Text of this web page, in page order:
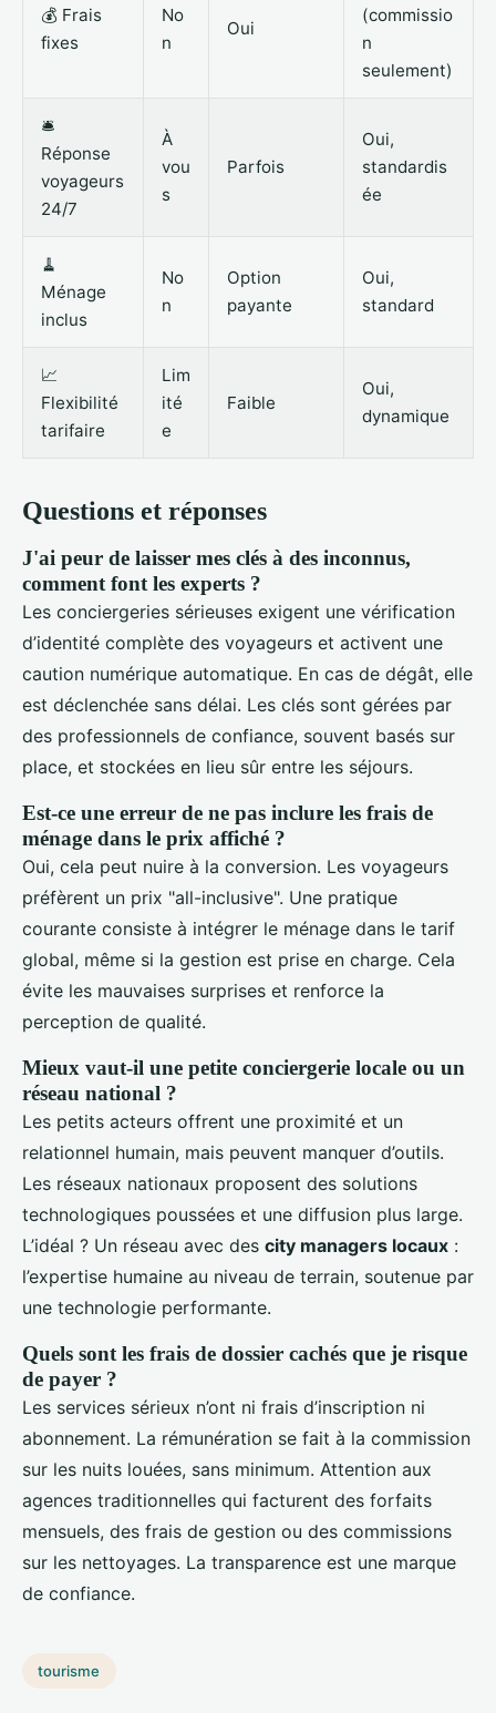
💰 Frais
fixes
No
n
Oui
(commissio
n
seulement)
🛎️
Réponse
voyageurs
24/7
À
vou
s
Parfois
Oui,
standardis
ée
🧹
Ménage
inclus
No
n
Option
payante
Oui,
standard
📈
Flexibilité
tarifaire
Lim
ité
e
Faible
Oui,
dynamique
Questions et réponses
J'ai peur de laisser mes clés à des inconnus,
comment font les experts ?
Les conciergeries sérieuses exigent une vérification
d’identité complète des voyageurs et activent une
caution numérique automatique. En cas de dégât, elle
est déclenchée sans délai. Les clés sont gérées par
des professionnels de confiance, souvent basés sur
place, et stockées en lieu sûr entre les séjours.
Est-ce une erreur de ne pas inclure les frais de
ménage dans le prix affiché ?
Oui, cela peut nuire à la conversion. Les voyageurs
préfèrent un prix "all-inclusive". Une pratique
courante consiste à intégrer le ménage dans le tarif
global, même si la gestion est prise en charge. Cela
évite les mauvaises surprises et renforce la
perception de qualité.
Mieux vaut-il une petite conciergerie locale ou un
réseau national ?
Les petits acteurs offrent une proximité et un
relationnel humain, mais peuvent manquer d’outils.
Les réseaux nationaux proposent des solutions
technologiques poussées et une diffusion plus large.
L’idéal ? Un réseau avec des city managers locaux :
l’expertise humaine au niveau de terrain, soutenue par
une technologie performante.
Quels sont les frais de dossier cachés que je risque
de payer ?
Les services sérieux n’ont ni frais d’inscription ni
abonnement. La rémunération se fait à la commission
sur les nuits louées, sans minimum. Attention aux
agences traditionnelles qui facturent des forfaits
mensuels, des frais de gestion ou des commissions
sur les nettoyages. La transparence est une marque
de confiance.
tourisme